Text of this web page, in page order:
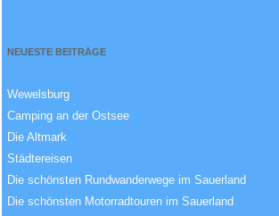
NEUESTE BEITRÄGE
Wewelsburg
Camping an der Ostsee
Die Altmark
Städtereisen
Die schönsten Rundwanderwege im Sauerland
Die schönsten Motorradtouren im Sauerland